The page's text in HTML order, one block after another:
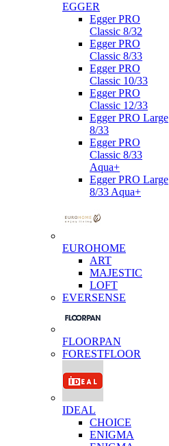
EGGER
Egger PRO
Classic 8/32
Egger PRO
Classic 8/33
Egger PRO
Classic 10/33
Egger PRO
Classic 12/33
Egger PRO Large
8/33
Egger PRO
Classic 8/33
Aqua+
Egger PRO Large
8/33 Aqua+
EUROHOME
ART
MAJESTIC
LOFT
EVERSENSE
FLOORPAN
FORESTFLOOR
IDEAL
CHOICE
ENIGMA